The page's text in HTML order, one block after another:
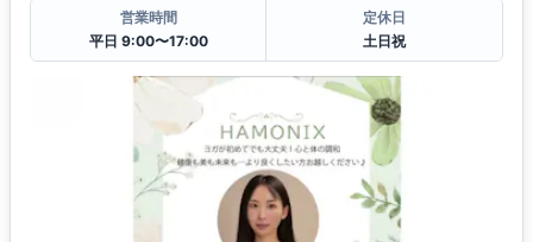
営業時間
平日 9:00〜17:00
定休日
土日祝